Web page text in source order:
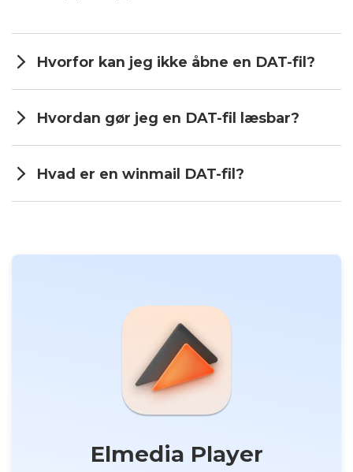
Hvorfor kan jeg ikke åbne en DAT-fil?
Hvordan gør jeg en DAT-fil læsbar?
Hvad er en winmail DAT-fil?
Elmedia Player